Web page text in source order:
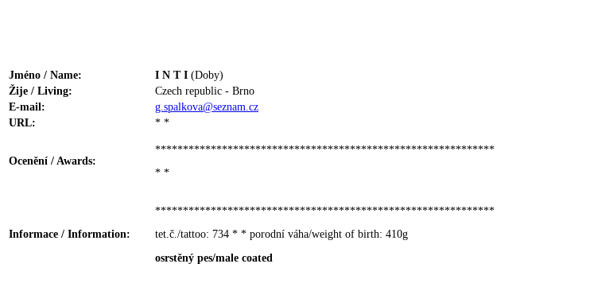
Jméno / Name: I N T I (Doby)
Žije / Living:
Czech republic - Brno
E-mail:
g.spalkova@seznam.cz
URL:
* *
Ocenění / Awards:
*************************************************************
* *
Informace / Information:
*************************************************************
tet.č./tattoo: 734 * * porodní váha/weight of birth: 410g
osrstěný pes/male coated